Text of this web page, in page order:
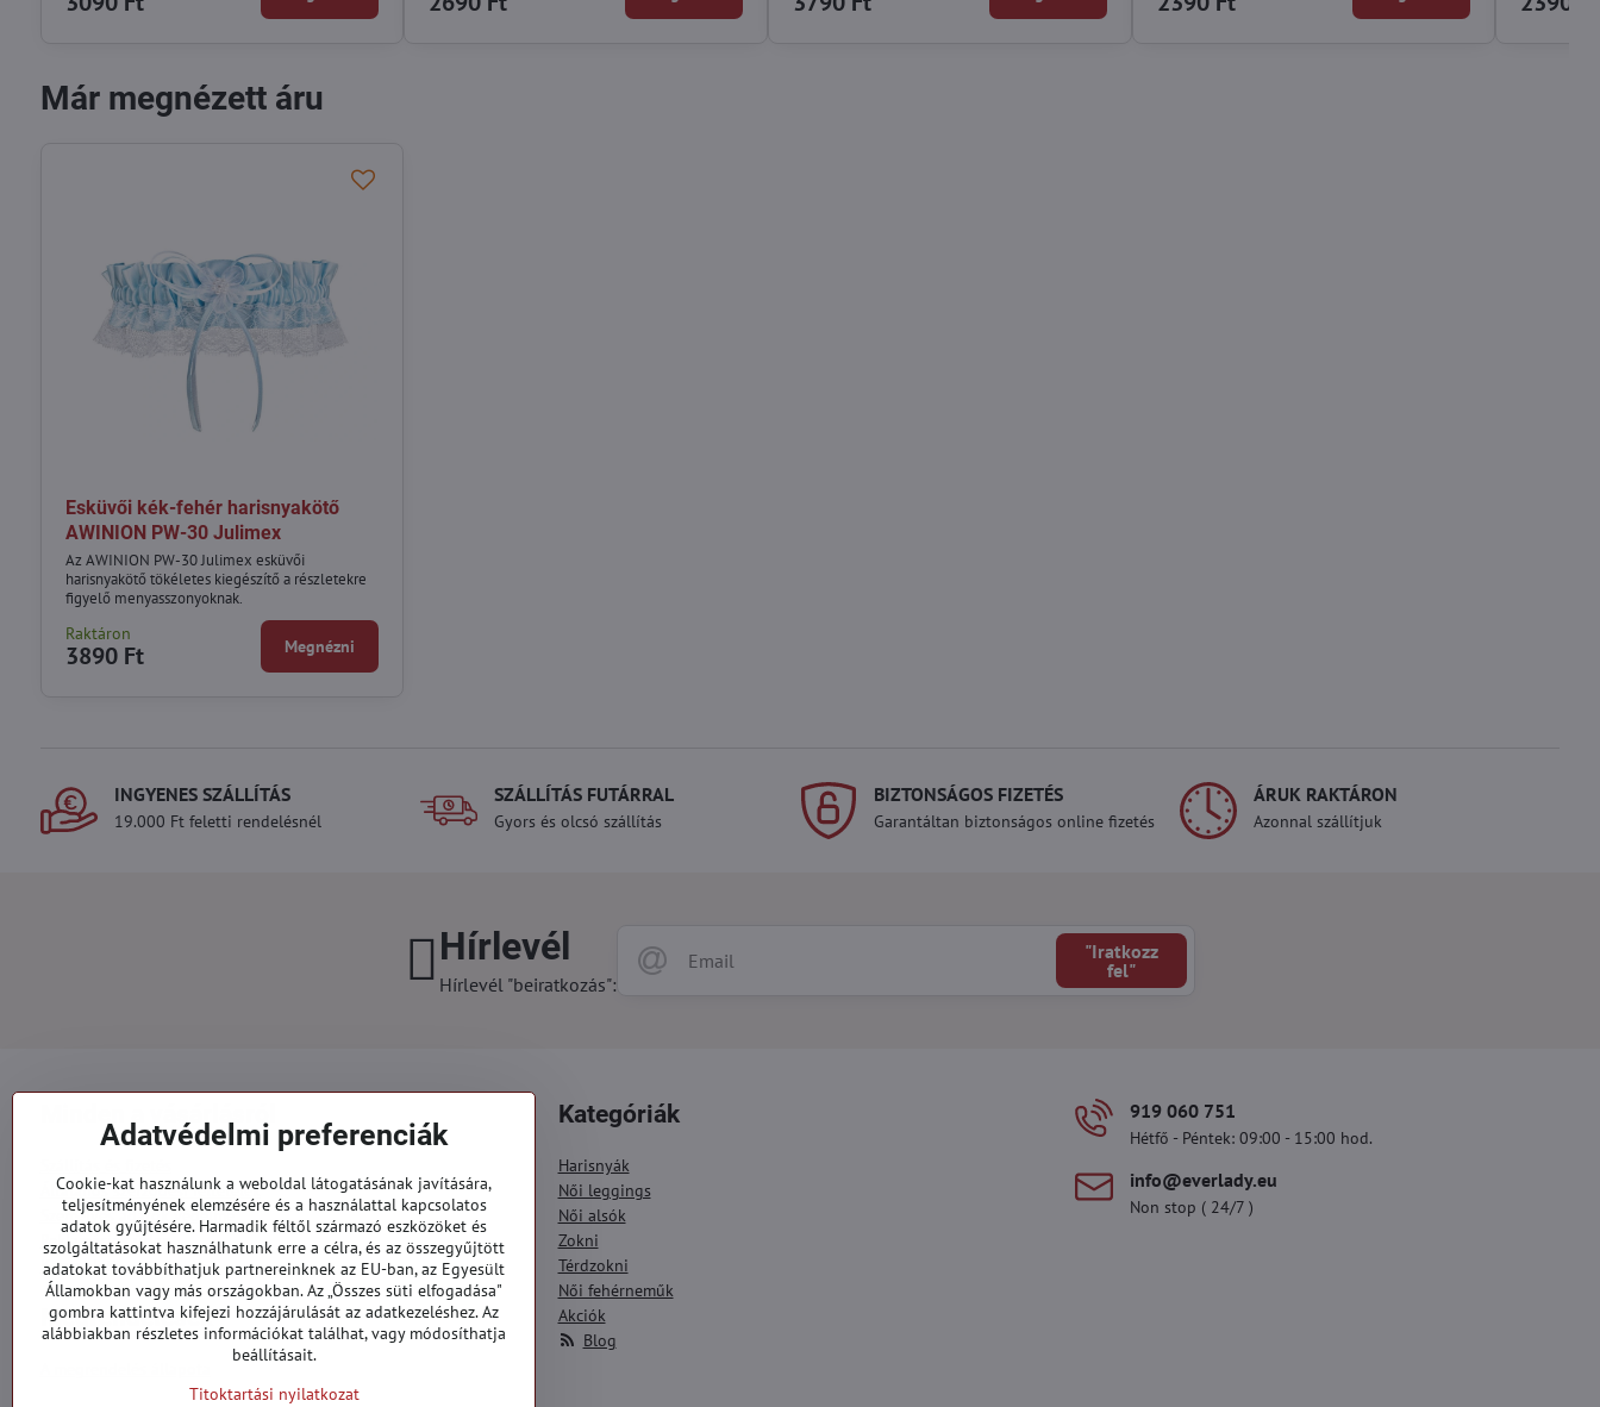
Már megnézett áru
Esküvői kék-fehér harisnyakötő
AWINION PW-30 Julimex
Az AWINION PW-30 Julimex esküvői
harisnyakötő tökéletes kiegészítő a részletekre
figyelő menyasszonyoknak.
Raktáron
3890 Ft Megnézni
INGYENES SZÁLLÍTÁS
19.000 Ft feletti rendelésnél
SZÁLLÍTÁS FUTÁRRAL
Gyors és olcsó szállítás
BIZTONSÁGOS FIZETÉS
Garantáltan biztonságos online fizetés
ÁRUK RAKTÁRON
Azonnal szállítjuk
Hírlevél
Hírlevél "beiratkozás":
"Iratkozz
fel"
Általános szerződési feltételek
Személyes adatok védelme
Reklamációs űrlap
Kapcsolatt
Megrendelések
Kategóriák
Harisnyák
Női leggings
Női alsók
Zokni
Térdzokni
Női fehérneműk
Akciók
Blog
919 060 751
Hétfő - Péntek: 09:00 - 15:00 hod.
info​@everlady​.eu
Non stop ( 24/7 )
Adatvédelmi preferenciák
Cookie-kat használunk a weboldal látogatásának javítására,
teljesítményének elemzésére és a használattal kapcsolatos
adatok gyűjtésére. Harmadik féltől származó eszközöket és
szolgáltatásokat használhatunk erre a célra, és az összegyűjtött
adatokat továbbíthatjuk partnereinknek az EU-ban, az Egyesült
Államokban vagy más országokban. Az „Összes süti elfogadása"
gombra kattintva kifejezi hozzájárulását az adatkezeléshez. Az
alábbiakban részletes információkat találhat, vagy módosíthatja
beállításait.
Titoktartási nyilatkozat